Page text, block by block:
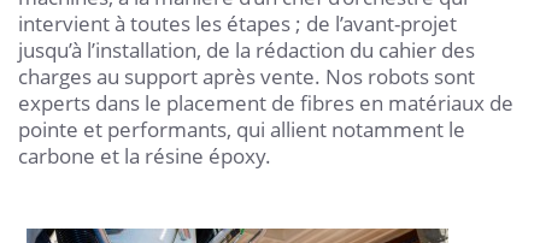
intervient à toutes les étapes ; de l’avant-projet
jusqu’à l’installation, de la rédaction du cahier des
charges au support après vente. Nos robots sont
experts dans le placement de fibres en matériaux de
pointe et performants, qui allient notamment le
carbone et la résine époxy.